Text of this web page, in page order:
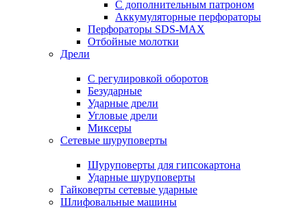
С дополнительным патроном
Аккумуляторные перфораторы
Перфораторы SDS-MAX
Отбойные молотки
Дрели
С регулировкой оборотов
Безударные
Ударные дрели
Угловые дрели
Миксеры
Сетевые шуруповерты
Шуруповерты для гипсокартона
Ударные шуруповерты
Гайковерты сетевые ударные
Шлифовальные машины